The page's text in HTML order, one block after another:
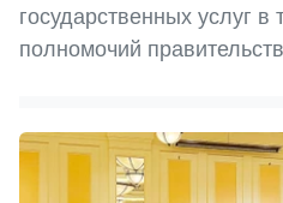
государственных услуг в
полномочий